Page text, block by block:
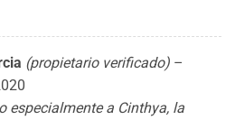
(propietario verificado) –
especialmente a Cinthya, la